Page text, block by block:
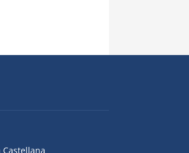
Castellana